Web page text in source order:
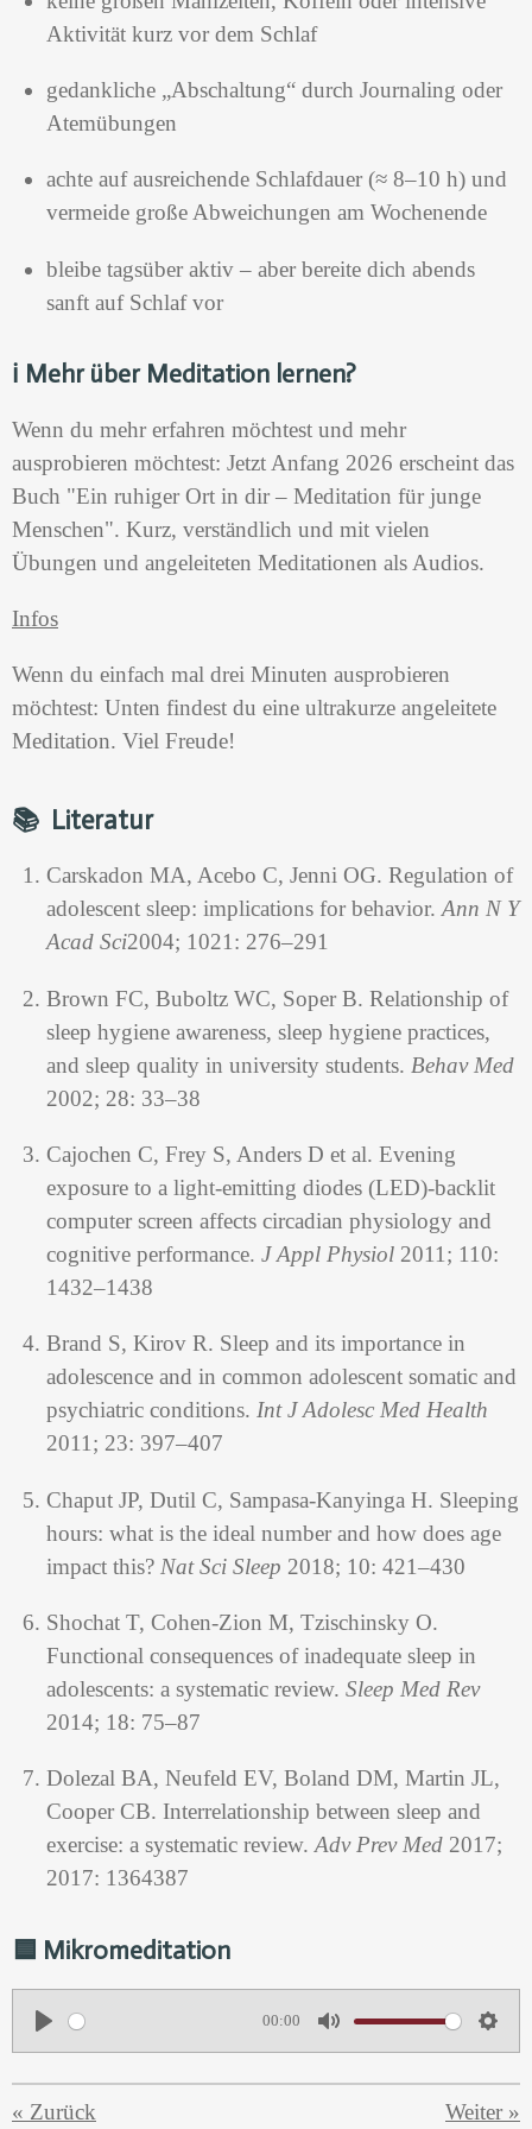
Aktivität kurz vor dem Schlaf
gedankliche „Abschaltung“ durch Journaling oder
Atemübungen
achte auf ausreichende Schlafdauer (≈ 8–10 h) und
vermeide große Abweichungen am Wochenende
bleibe tagsüber aktiv – aber bereite dich abends
sanft auf Schlaf vor
ℹ️ Mehr über Meditation lernen?
Wenn du mehr erfahren möchtest und mehr
ausprobieren möchtest: Jetzt Anfang 2026 erscheint das
Buch "Ein ruhiger Ort in dir – Meditation für junge
Menschen". Kurz, verständlich und mit vielen
Übungen und angeleiteten Meditationen als Audios.
Infos
Wenn du einfach mal drei Minuten ausprobieren
möchtest: Unten findest du eine ultrakurze angeleitete
Meditation. Viel Freude!
📚 Literatur
Carskadon MA, Acebo C, Jenni OG. Regulation of
adolescent sleep: implications for behavior.Ann N Y
Acad Sci2004; 1021: 276–291
Brown FC, Buboltz WC, Soper B. Relationship of
sleep hygiene awareness, sleep hygiene practices,
and sleep quality in university students. Behav Med
2002; 28: 33–38
Cajochen C, Frey S, Anders D et al. Evening
exposure to a light-emitting diodes (LED)-backlit
computer screen affects circadian physiology and
cognitive performance. J Appl Physiol 2011; 110:
1432–1438
Brand S, Kirov R. Sleep and its importance in
adolescence and in common adolescent somatic and
psychiatric conditions. Int J Adolesc Med Health
2011; 23: 397–407
Chaput JP, Dutil C, Sampasa-Kanyinga H. Sleeping
hours: what is the ideal number and how does age
impact this? Nat Sci Sleep 2018; 10: 421–430
Shochat T, Cohen-Zion M, Tzischinsky O.
Functional consequences of inadequate sleep in
adolescents: a systematic review. Sleep Med Rev
2014; 18: 75–87
Dolezal BA, Neufeld EV, Boland DM, Martin JL,
Cooper CB. Interrelationship between sleep and
exercise: a systematic review.Adv Prev Med 2017;
2017: 1364387
🟦 Mikromeditation
P
l
00:00
M
u
S
e
« Zurück Weiter »